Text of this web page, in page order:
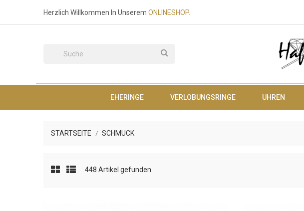
Herzlich Willkommen In Unserem ONLINESHOP.
EHERINGE VERLOBUNGSRINGE UHREN
STARTSEITE SCHMUCK
448 Artikel gefunden